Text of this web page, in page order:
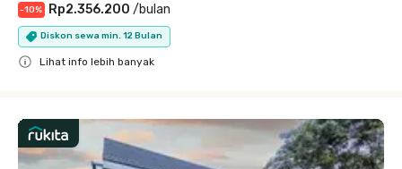
-10% Rp2.356.200 /bulan
Diskon sewa min. 12 Bulan
Lihat info lebih banyak